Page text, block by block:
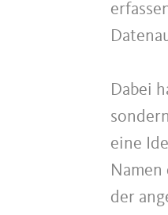
Dabei
eine
der